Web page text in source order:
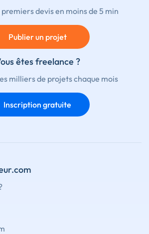
premiers devis en moins de 5 min
Publier un projet
êtes freelance ?
milliers de projets chaque mois
Inscription gratuite